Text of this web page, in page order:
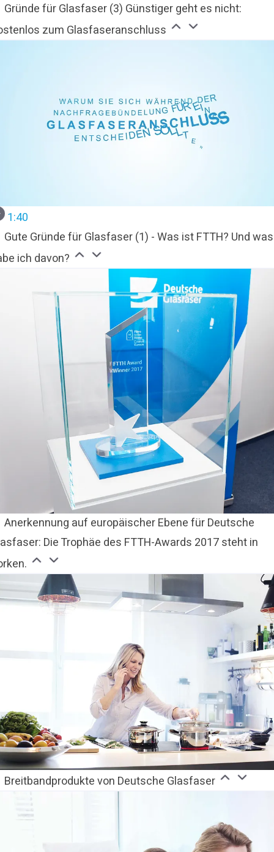
Gründe für Glasfaser (3) Günstiger geht es nicht:
zum Glasfaseranschluss
1:40
Gute Gründe für Glasfaser (1) - Was ist FTTH? Und was
ich davon?
Anerkennung auf europäischer Ebene für Deutsche
Die Trophäe des FTTH-Awards 2017 steht in
Breitbandprodukte von Deutsche Glasfaser